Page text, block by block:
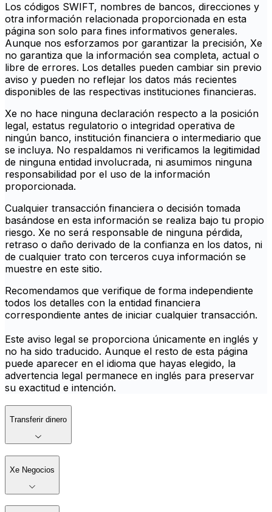
Los códigos SWIFT, nombres de bancos, direcciones y
otra información relacionada proporcionada en esta
página son solo para fines informativos generales.
Aunque nos esforzamos por garantizar la precisión, Xe
no garantiza que la información sea completa, actual o
libre de errores. Los detalles pueden cambiar sin previo
aviso y pueden no reflejar los datos más recientes
disponibles de las respectivas instituciones financieras.
Xe no hace ninguna declaración respecto a la posición
legal, estatus regulatorio o integridad operativa de
ningún banco, institución financiera o intermediario que
se incluya. No respaldamos ni verificamos la legitimidad
de ninguna entidad involucrada, ni asumimos ninguna
responsabilidad por el uso de la información
proporcionada.
Cualquier transacción financiera o decisión tomada
basándose en esta información se realiza bajo tu propio
riesgo. Xe no será responsable de ninguna pérdida,
retraso o daño derivado de la confianza en los datos, ni
de cualquier trato con terceros cuya información se
muestre en este sitio.
Recomendamos que verifique de forma independiente
todos los detalles con la entidad financiera
correspondiente antes de iniciar cualquier transacción.
Este aviso legal se proporciona únicamente en inglés y
no ha sido traducido. Aunque el resto de esta página
puede aparecer en el idioma que hayas elegido, la
advertencia legal permanece en inglés para preservar
su exactitud e intención.
Transferir dinero
Xe Negocios